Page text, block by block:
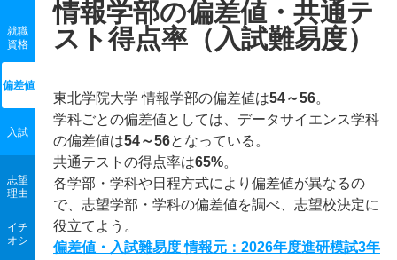
就職
資格
偏差値
入試
志望
理由
イチ
オシ
情報学部の偏差値・共通テ
スト得点率（入試難易度）
東北学院大学 情報学部の偏差値は54～56。
学科ごとの偏差値としては、データサイエンス学科
の偏差値は54～56となっている。
共通テストの得点率は65%。
各学部・学科や日程方式により偏差値が異なるの
で、志望学部・学科の偏差値を調べ、志望校決定に
役立てよう。
偏差値・入試難易度 情報元：2026年度進研模試3年